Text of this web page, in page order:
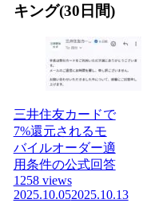
キング(30日間)
三井住友カードで
7%還元されるモ
バイルオーダー適
用条件の公式回答
1258 views
2025.10.052025.10.13